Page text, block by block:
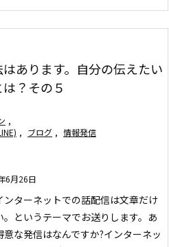
あります。自分の伝えたい
？その５
,
, ブログ , 情報発信
6月26日
ンターネットでの話配信は文章だけ
。というテーマでお送りします。 あ
意な発信はなんですか?インターネッ